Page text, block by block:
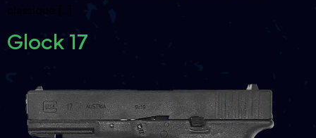
classique [...]
Glock 17